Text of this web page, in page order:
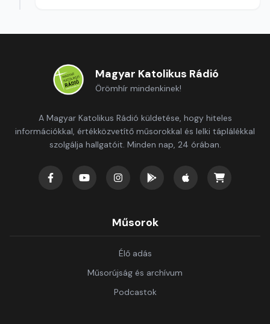
Magyar Katolikus Rádió
Örömhír mindenkinek!
A Magyar Katolikus Rádió küldetése, hogy hiteles
információkkal, értékközvetítő műsorokkal és lelki táplálékkal
szolgálja hallgatóit. Minden nap, 24 órában.
Műsorok
Élő adás
Műsorújság és archívum
Podcastok